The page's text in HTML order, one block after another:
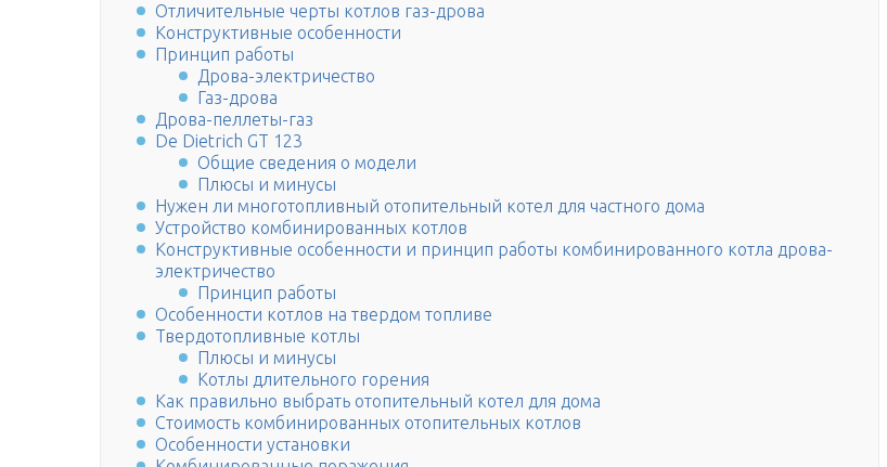
Отличительные черты котлов газ-дрова
Конструктивные особенности
Принцип работы
Дрова-электричество
Газ-дрова
Дрова-пеллеты-газ
De Dietrich GT 123
Общие сведения о модели
Плюсы и минусы
Нужен ли многотопливный отопительный котел для частного дома
Устройство комбинированных котлов
Конструктивные особенности и принцип работы комбинированного котла дрова-
электричество
Принцип работы
Особенности котлов на твердом топливе
Твердотопливные котлы
Плюсы и минусы
Котлы длительного горения
Как правильно выбрать отопительный котел для дома
Стоимость комбинированных отопительных котлов
Особенности установки